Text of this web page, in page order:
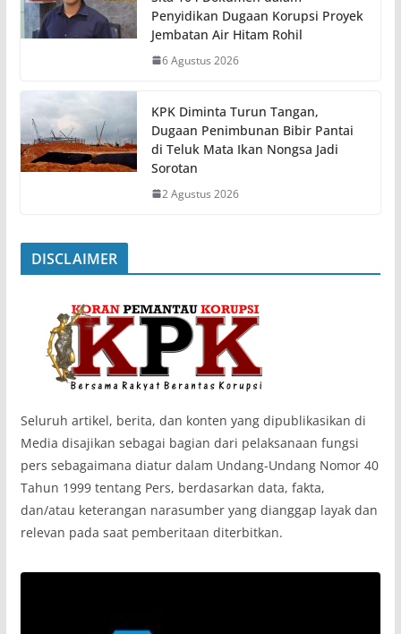
Penyidikan Dugaan Korupsi Proyek
Jembatan Air Hitam Rohil
6 Agustus 2026
KPK Diminta Turun Tangan,
Dugaan Penimbunan Bibir Pantai
di Teluk Mata Ikan Nongsa Jadi
Sorotan
2 Agustus 2026
DISCLAIMER
‎Seluruh artikel, berita, dan konten yang dipublikasikan di
Media disajikan sebagai bagian dari pelaksanaan fungsi
pers sebagaimana diatur dalam Undang-Undang Nomor 40
Tahun 1999 tentang Pers, berdasarkan data, fakta,
dan/atau keterangan narasumber yang dianggap layak dan
relevan pada saat pemberitaan diterbitkan.